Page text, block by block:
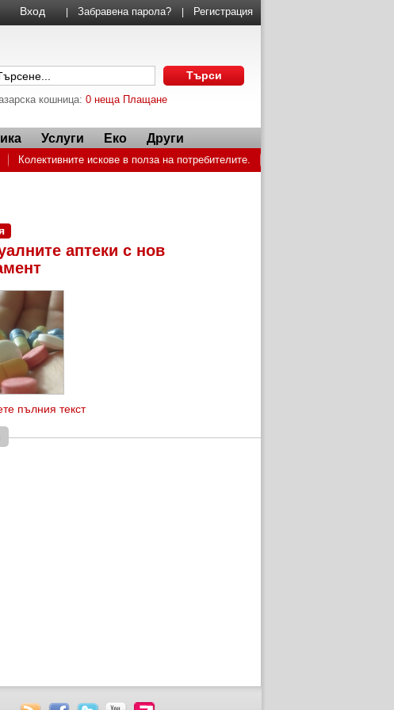
Забравена парола? Регистрация
кошница: 0 неща Плащане
Колективните искове в полза на потребителите.
Услуги Еко Други
аптеки с нов
пълния текст